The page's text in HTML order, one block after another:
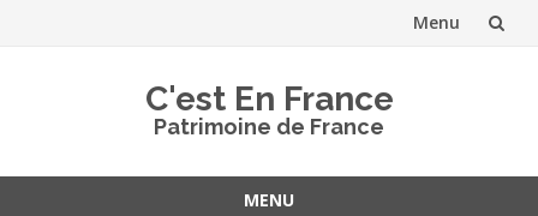
Menu
C'est En France
Patrimoine de France
MENU